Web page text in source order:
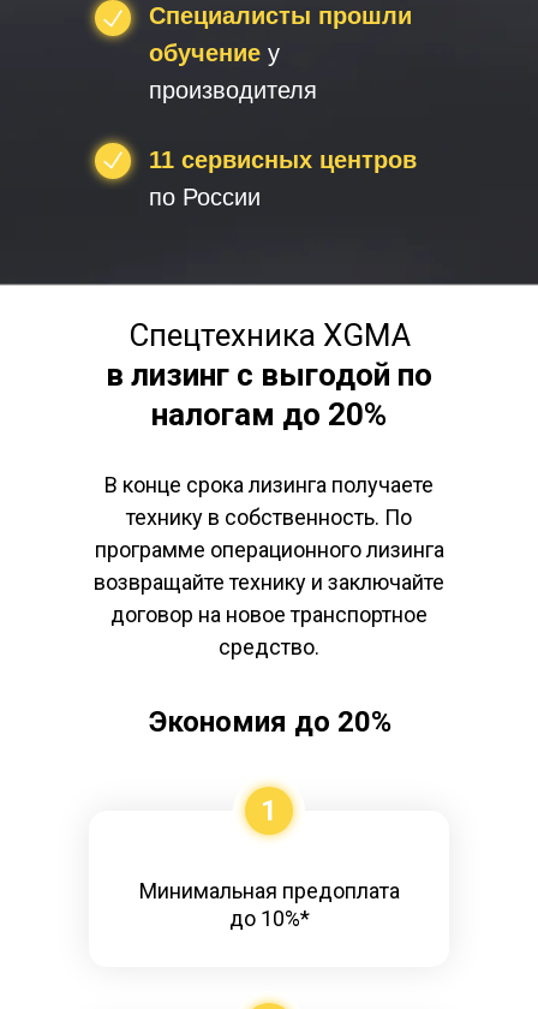
11 сервисных центров
по России
Специалисты прошли
обучение у
производителя
Спецтехника XGMA
в лизинг с выгодой по
налогам до 20%
В конце срока лизинга получаете
технику в собственность. По
программе операционного лизинга
возвращайте технику и заключайте
договор на новое транспортное
средство.
Экономия до 20%
Минимальная предоплата
до 10%*
1